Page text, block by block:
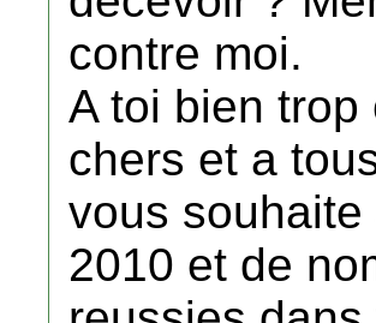
contre moi.
A toi bien
chers et a
vous
2010 et de